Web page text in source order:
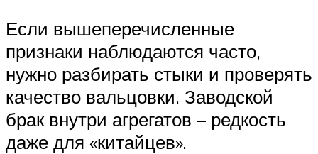
Если вышеперечисленные
признаки наблюдаются часто,
нужно разбирать стыки и проверять
качество вальцовки. Заводской
брак внутри агрегатов – редкость
даже для «китайцев».